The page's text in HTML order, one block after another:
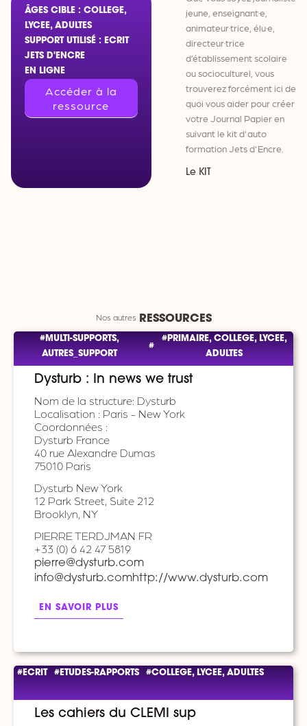
ÂGES CIBLE : COLLEGE,
LYCEE, ADULTES
SUPPORT UTILISÉ : ECRIT
JETS D'ENCRE
EN LIGNE
Accéder à la
ressource
jeune, enseignant·e,
animateur·trice, élu·e,
directeur·trice
d’établissement scolaire
ou socioculturel, vous
trouverez forcément ici de
quoi vous aider pour créer
votre Journal Papier en
suivant le kit d'auto
formation Jets d'Encre.
Le KIT
Nos autres RESSOURCES
#MULTI-SUPPORTS,
AUTRES_SUPPORT
#
#PRIMAIRE, COLLEGE, LYCEE,
ADULTES
Dysturb : In news we trust
Nom de la structure: Dysturb
Localisation : Paris - New York
Coordonnées :
Dysturb France
40 rue Alexandre Dumas
75010 Paris
Dysturb New York
12 Park Street, Suite 212
Brooklyn, NY
PIERRE TERDJMAN FR
+33 (0) 6 42 47 5819
pierre@dysturb.com
info@dysturb.comhttp://www.dysturb.com
EN SAVOIR PLUS
#ECRIT #ETUDES-RAPPORTS #COLLEGE, LYCEE, ADULTES
Les cahiers du CLEMI sup